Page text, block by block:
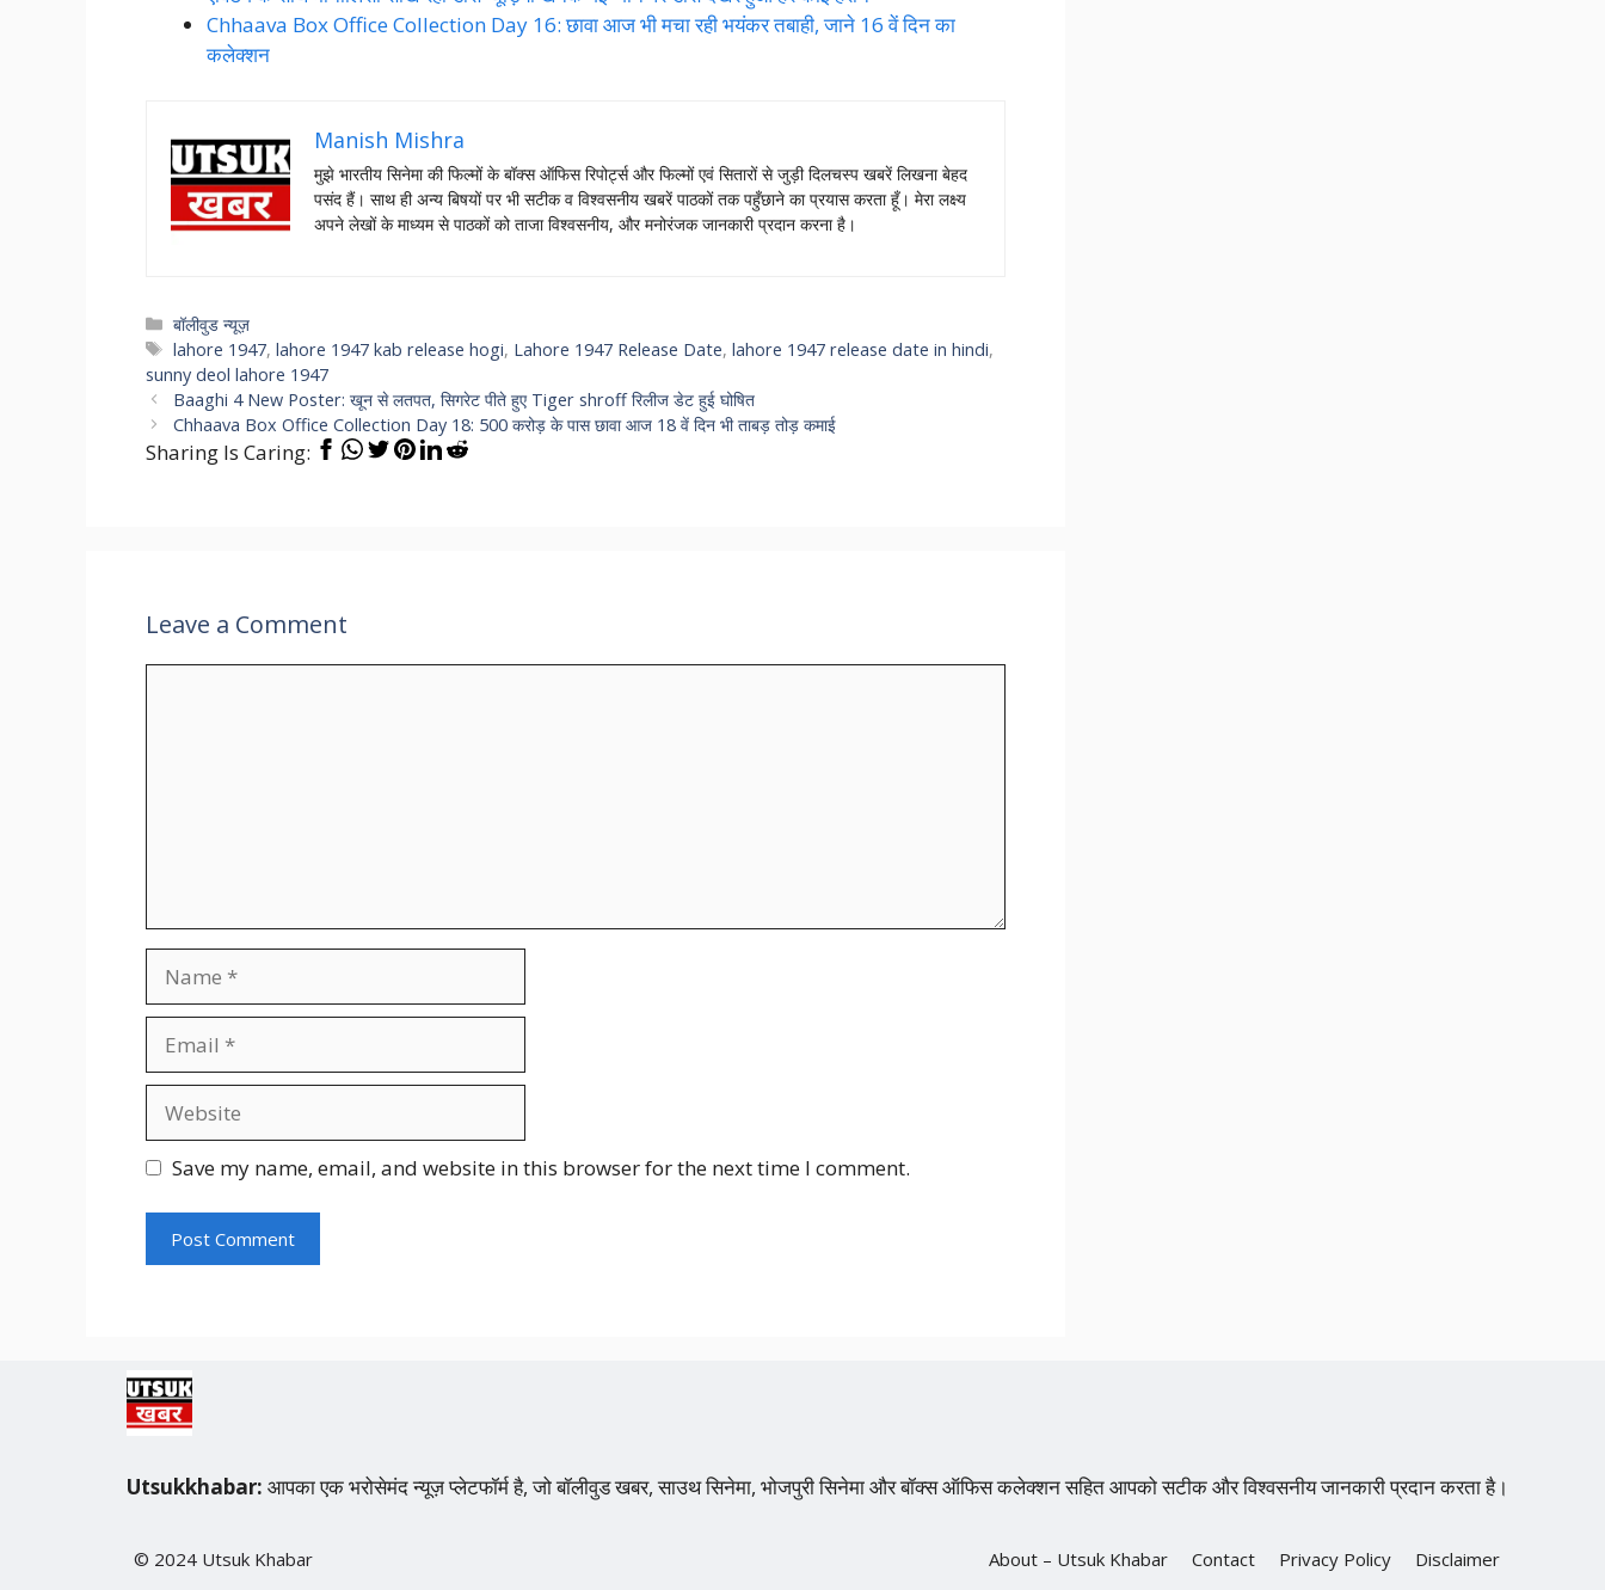
Chhaava Box Office Collection Day 16: छावा आज भी मचा रही भयंकर तबाही, जाने 16 वें दिन का
कलेक्शन
Manish Mishra
मुझे भारतीय सिनेमा की फिल्मों के बॉक्स ऑफिस रिपोर्ट्स और फिल्मों एवं सितारों से जुड़ी दिलचस्प खबरें लिखना बेहद
पसंद हैं। साथ ही अन्य बिषयों पर भी सटीक व विश्वसनीय खबरें पाठकों तक पहुँछाने का प्रयास करता हूँ। मेरा लक्ष्य
अपने लेखों के माध्यम से पाठकों को ताजा विश्वसनीय, और मनोरंजक जानकारी प्रदान करना है।
Categories
बॉलीवुड न्यूज़
Tags
lahore 1947,lahore 1947 kab release hogi, Lahore 1947 Release Date,lahore 1947 release date in hindi,
sunny deol lahore 1947
Baaghi 4 New Poster: खून से लतपत, सिगरेट पीते हुए Tiger shroff रिलीज डेट हुई घोषित
Chhaava Box Office Collection Day 18: 500 करोड़ के पास छावा आज 18 वें दिन भी ताबड़ तोड़ कमाई
Sharing Is Caring:
Leave a Comment
Save my name, email, and website in this browser for the next time I comment.
Utsukkhabar: आपका एक भरोसेमंद न्यूज़ प्लेटफॉर्म है, जो बॉलीवुड खबर, साउथ सिनेमा, भोजपुरी सिनेमा और बॉक्स ऑफिस कलेक्शन सहित आपको सटीक और विश्वसनीय जानकारी प्रदान करता है।
About – Utsuk Khabar Contact Privacy Policy Disclaimer
© 2024 Utsuk Khabar